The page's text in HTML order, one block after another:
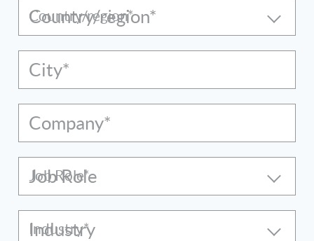
Country/region*
City*
Company*
Job Role
Industry